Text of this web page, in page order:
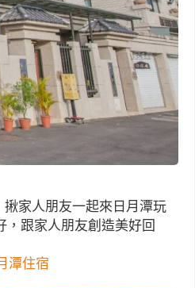
家人朋友一起來日月潭玩
跟家人朋友創造美好回
潭住宿